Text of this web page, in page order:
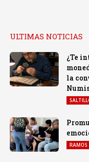
ULTIMAS NOTICIAS
¿Te
la
RAMOS